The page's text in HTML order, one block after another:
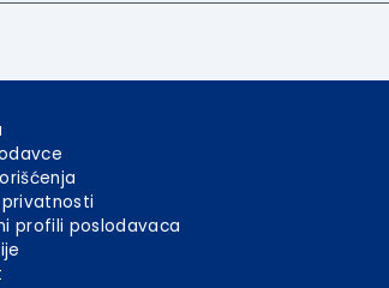
profili poslodavaca